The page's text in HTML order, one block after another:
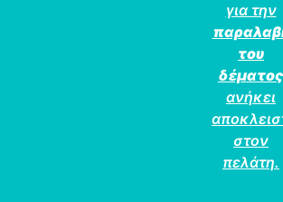
για την
του
δέματος
ανήκει
στον
πελάτη.